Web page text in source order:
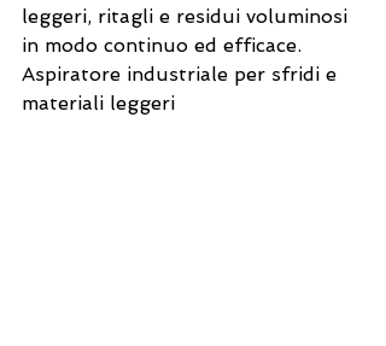
leggeri, ritagli e residui voluminosi
in modo continuo ed efficace.
Aspiratore industriale per sfridi e
materiali leggeri